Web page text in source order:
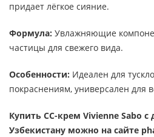
придает лёгкое сияние.
Формула: Увлажняющие
частицы для свежего вида.
Особенности: Идеален для
покраснениям, универсален для
Купить CC-крем Vivienne Sabo с
Узбекистану можно на сайте